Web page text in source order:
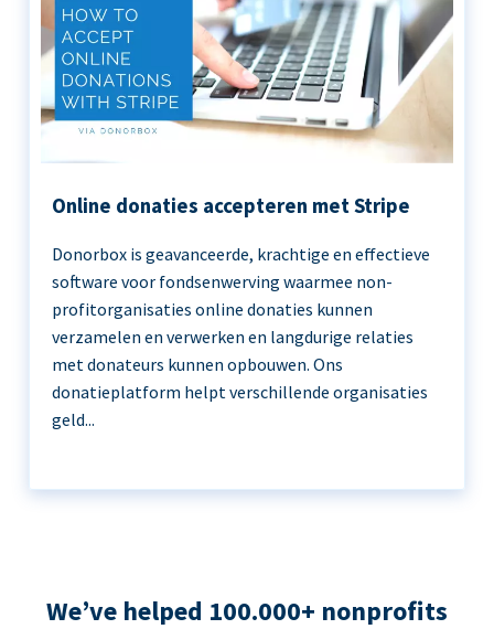
Online donaties accepteren met Stripe
Donorbox is geavanceerde, krachtige en effectieve
software voor fondsenwerving waarmee non-
profitorganisaties online donaties kunnen
verzamelen en verwerken en langdurige relaties
met donateurs kunnen opbouwen. Ons
donatieplatform helpt verschillende organisaties
geld...
We’ve helped 100.000+ nonprofits